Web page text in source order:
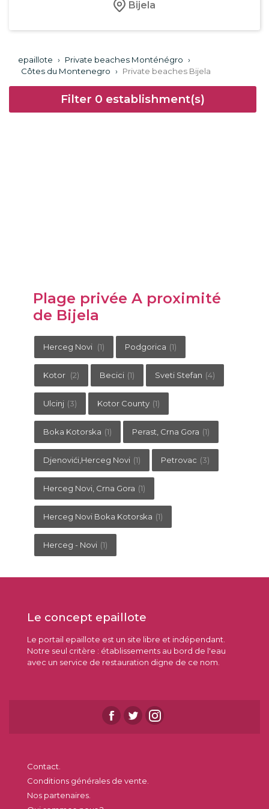
Bijela
epaillote › Private beaches Monténégro ›
Côtes du Montenegro › Private beaches Bijela
Filter 0 establishment(s)
Plage privée A proximité
de Bijela
Herceg Novi (1) Podgorica (1)
Kotor (2) Becici (1) Sveti Stefan (4)
Ulcinj (3) Kotor County (1)
Boka Kotorska (1) Perast, Crna Gora (1)
Djenovići,Herceg Novi (1) Petrovac (3)
Herceg Novi, Crna Gora (1)
Herceg Novi Boka Kotorska (1)
Herceg - Novi (1)
Le concept epaillote
Le portail epaillote est un site libre et indépendant.
Notre seul critère : établissements au bord de l'eau
avec un service de restauration digne de ce nom.
Contact.
Conditions générales de vente.
Nos partenaires.